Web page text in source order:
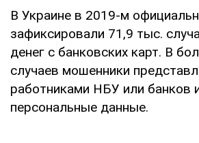
В Украине в 2019-м
зафиксировали 71,9 тыс.
денег с банковских карт. В
случаев мошенники
работниками НБУ или банков
персональные данные.